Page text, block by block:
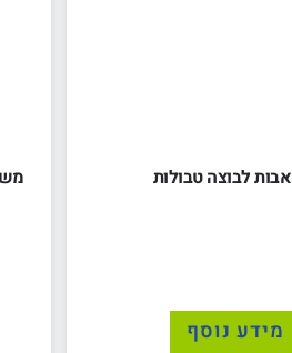
לבוצה טבולות
מידע נוסף